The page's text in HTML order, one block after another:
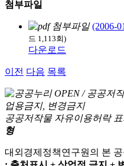
첨부파일
(2006-
드 1,113회)
다운로드
이전 다음 목록
공공저작물 자유이용허락
형
대외경제정책연구원의 본